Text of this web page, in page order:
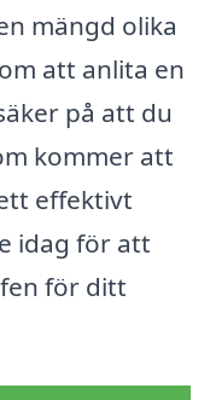
mängd olika
att anlita en
på att du
kommer att
effektivt
idag för att
för ditt